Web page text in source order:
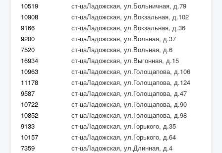
10519
ст-цаЛадожская, ул.Больничная, д.79
10908
ст-цаЛадожская, ул.Вокзальная, д.102
9166
ст-цаЛадожская, ул.Вокзальная, д.36
9200
ст-цаЛадожская, ул.Вольная, д.37
7520
ст-цаЛадожская, ул.Вольная, д.6
16934
ст-цаЛадожская, ул.Выгонная, д.15
10963
ст-цаЛадожская, ул.Голощапова, д.106
11178
ст-цаЛадожская, ул.Голощапова, д.124
9587
ст-цаЛадожская, ул.Голощапова, д.47
10722
ст-цаЛадожская, ул.Голощапова, д.90
10852
ст-цаЛадожская, ул.Голощапова, д.98
9133
ст-цаЛадожская, ул.Горького, д.35
10157
ст-цаЛадожская, ул.Горького, д.64
7359
ст-цаЛадожская, ул.Длинная, д.4